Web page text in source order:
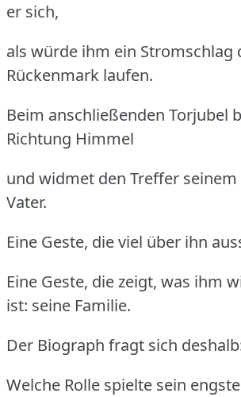
er sich,
als würde ihm ein Stromschlag
Rückenmark laufen.
Beim anschließenden Torjubel
Richtung Himmel
und widmet den Treffer
Vater.
Eine Geste, die viel über ihn
Eine Geste, die zeigt, was ihm
ist: seine Familie.
Der Biograph fragt sich
Welche Rolle spielte sein